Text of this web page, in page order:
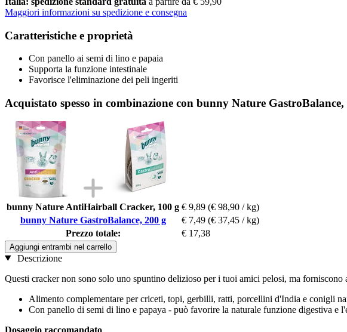
Maggiori informazioni su spedizione e consegna
Caratteristiche e proprietà
Con panello ai semi di lino e papaia
Supporta la funzione intestinale
Favorisce l'eliminazione dei peli ingeriti
Acquistato spesso in combinazione con bunny Nature GastroBalance,
bunny Nature AntiHairball Cracker, 100 g € 9,89 (€ 98,90 / kg)
bunny Nature GastroBalance, 200 g
€ 7,49 (€ 37,45 / kg)
Prezzo totale:
€ 17,38
Aggiungi entrambi nel carrello
Descrizione
Questi cracker non sono solo uno spuntino delizioso per i tuoi amici pelosi, ma
Alimento complementare per criceti, topi, gerbilli, ratti, porcellini d'India e conigli
Con panello di semi di lino e papaya - può favorire la naturale funzione digestiva e
Dosaggio raccomandato